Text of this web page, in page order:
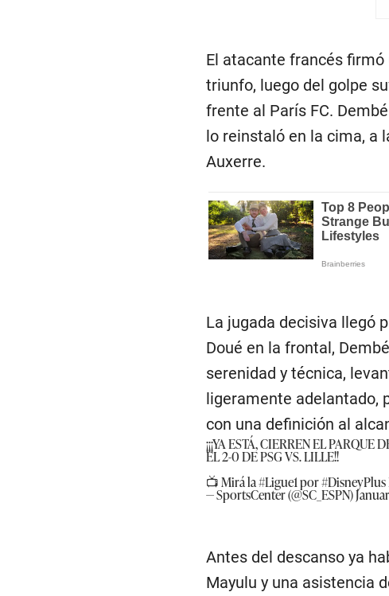
El atacante francés
triunfo, luego del golpe
frente al París FC.
lo reinstaló en la cima, a
Auxerre.
La jugada decisiva llegó
Doué en la frontal,
serenidad y técnica,
ligeramente adelantado,
con una definición al
¡¡¡YA ESTÁ, CIERREN EL
EL 2-0 DE PSG VS. LILLE!!
📺 Mirá la#Ligue1por#DisneyPlus
— SportsCenter (@SC_ESPN)
Antes del descanso ya
Mayulu y una asistencia